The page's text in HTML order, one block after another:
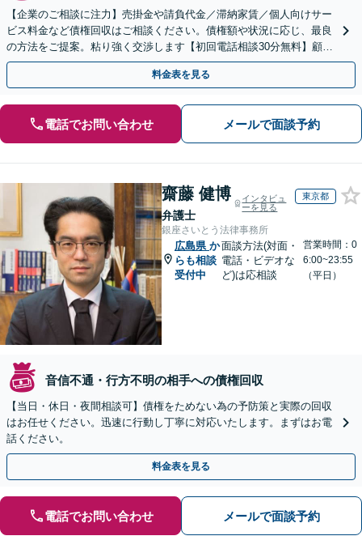
【企業のご相談に注力】売掛金や請負代金／滞納家賃／個人向けサー
ビス料金など債権回収はご相談ください。債権額や状況に応じ、最良
の方法をご提案。粘り強く交渉します【初回電話相談30分無料】顧問
契約にも注力／定期的な債権回収に対応【縮景園前3分】
料金表を見る
電話でお問い合わせ メールで面談予約
齋藤 健博
弁護士
インタビュ
ーを見る
東京都
銀座さいとう法律事務所
広島県 か
らも相談
受付中
面談方法(対面・
電話・ビデオな
ど)は応相談
営業時間：0
6:00~23:55
（平日）
音信不通・行方不明の相手への債権回収
【当日・休日・夜間相談可】債権をためない為の予防策と実際の回収
はお任せください。迅速に行動し丁寧に対応いたします。まずはお電
話ください。
料金表を見る
電話でお問い合わせ メールで面談予約